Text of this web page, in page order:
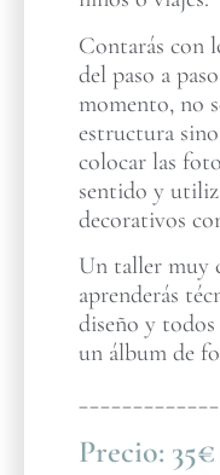
Contarás con
del paso a
momento, no
estructura
colocar las
sentido y
decorativos
Un taller muy
aprenderás
diseño y
un álbum de
Precio: 35€